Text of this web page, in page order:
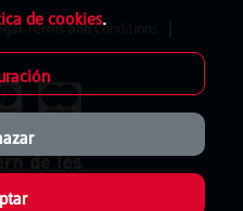
de cookies.
Terms and Conditions